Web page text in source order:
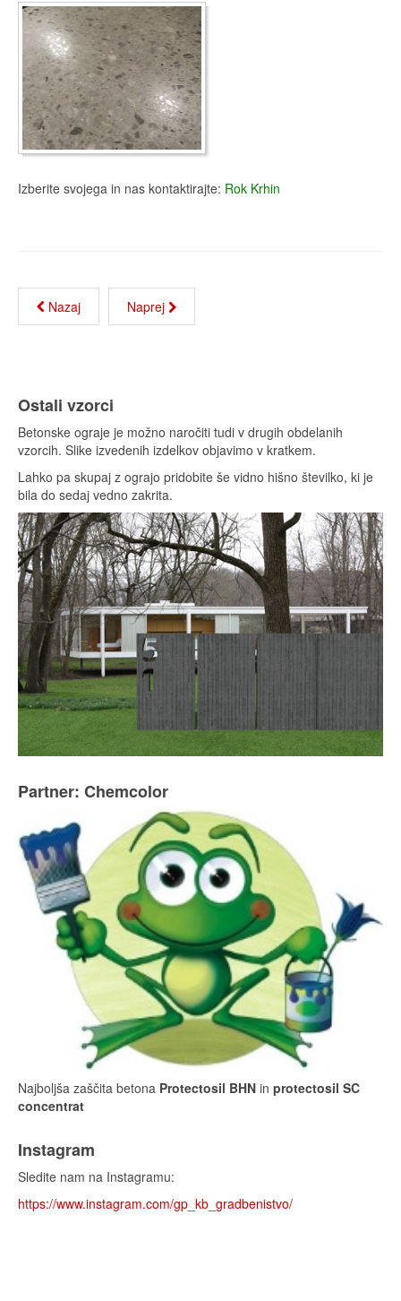
Izberite svojega in nas kontaktirajte: Rok Krhin
Nazaj Naprej
Ostali vzorci
Betonske ograje je možno naročiti tudi v drugih obdelanih
vzorcih. Slike izvedenih izdelkov objavimo v kratkem.
Lahko pa skupaj z ograjo pridobite še vidno hišno številko, ki je
bila do sedaj vedno zakrita.
Partner: Chemcolor
Najboljša zaščita betona Protectosil BHN in protectosil SC
concentrat
Instagram
Sledite nam na Instagramu:
https://www.instagram.com/gp_kb_gradbenistvo/